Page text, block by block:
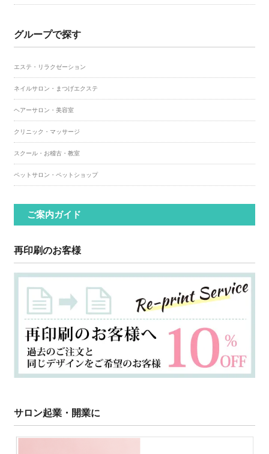
グループで探す
エステ・リラクゼーション
ネイルサロン・まつげエクステ
ヘアーサロン・美容室
クリニック・マッサージ
スクール・お稽古・教室
ペットサロン・ペットショップ
ご案内ガイド
再印刷のお客様
サロン起業・開業に